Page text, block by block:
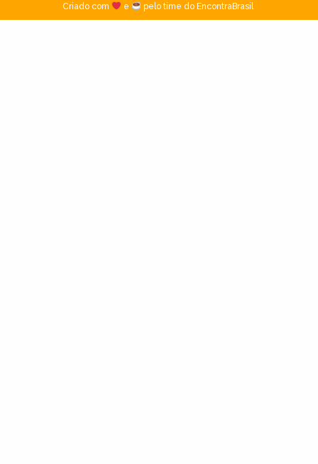
Criado com
e pelo time do EncontraBrasil